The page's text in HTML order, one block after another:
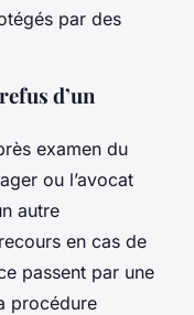
par des
d’un
examen du
ou l’avocat
autre
en cas de
passent par une
procédure